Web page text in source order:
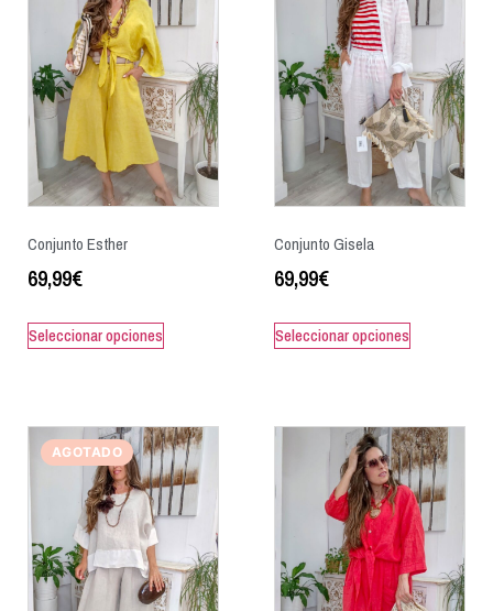
Conjunto Esther
69,99€
Seleccionar opciones
Conjunto Gisela
69,99€
Seleccionar opciones
AGOTADO